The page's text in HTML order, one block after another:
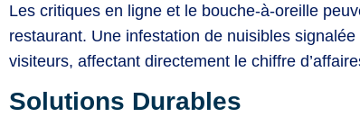
Les critiques en ligne et le bouche-à-oreille
restaurant. Une infestation de nuisibles
visiteurs, affectant directement le chiffre
Solutions Durables